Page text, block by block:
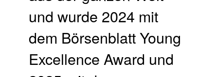
und wurde 2024 mit
dem Börsenblatt Young
Excellence Award und